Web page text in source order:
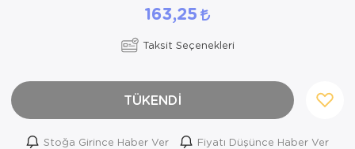
163,25
Taksit Seçenekleri
TÜKENDİ
Stoğa Girince Haber Ver
Fiyatı Düşünce Haber Ver